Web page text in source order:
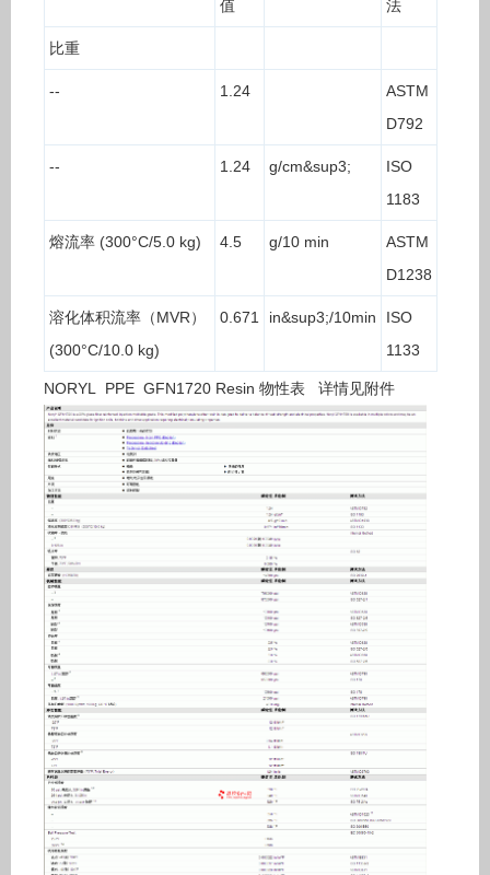
值
法
比重
-- 1.24
ASTM
D792
-- 1.24 g/cm&sup3;
ISO
1183
熔流率 (300°C/5.0 kg) 4.5 g/10 min
ASTM
D1238
溶化体积流率（MVR）
(300°C/10.0 kg)
0.671 in&sup3;/10min
ISO
1133
NORYL PPE GFN1720 Resin 物性表 详情见附件